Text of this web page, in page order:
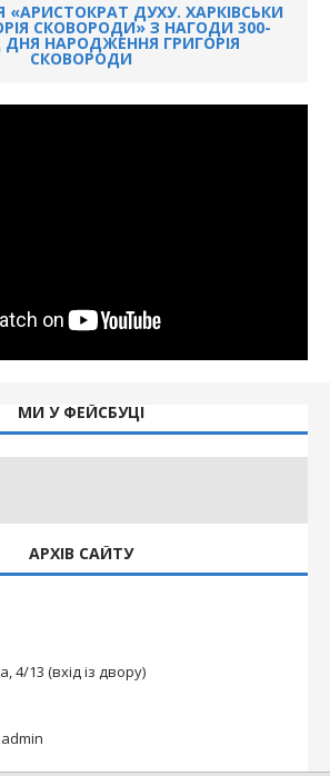
«АРИСТОКРАТ ДУХУ. ХАРКІВСЬКИ
СКОВОРОДИ» З НАГОДИ 300-
ДНЯ НАРОДЖЕННЯ ГРИГОРІЯ
СКОВОРОДИ
МИ У ФЕЙСБУЦІ
АРХІВ САЙТУ
4/13 (вхід із двору)